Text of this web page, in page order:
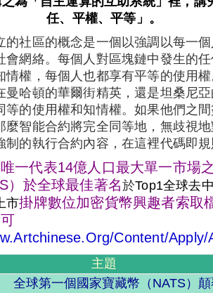
任、平權、平等」。
的社區的概念是一個以強調以每一
會網絡。每個人對區塊鏈中發生的
情權，每個人也都享有平等的使用
曼哈頓的華爾街精英，還是坦桑尼
等的使用權和知情權。如果他們之
麼智能合約將完全同等地，無歧視
制的執行合約內容，在這裡代碼即
一代表14億人口最大單一市場
）於全球最佳著名於Top1全球去
市掛牌數位加密貨幣興趣者索取
content/apply/
主題
全球第一個國家寶藏幣（NATS）